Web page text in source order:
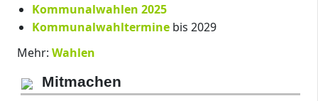
Kommunalwahlen 2025
Kommunalwahlterminebis 2029
Mehr: Wahlen
Mitmachen